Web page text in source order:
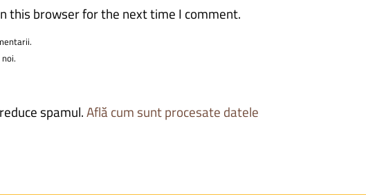
this browser for the next time I comment.
spamul.Află cum sunt procesate datele